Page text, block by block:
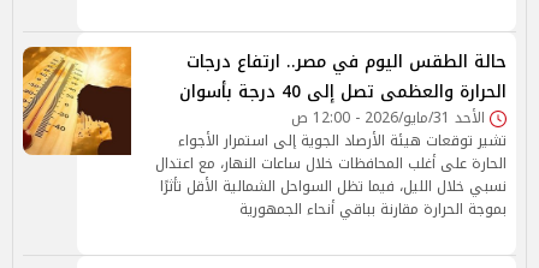
حالة الطقس اليوم في مصر.. ارتفاع درجات
الحرارة والعظمى تصل إلى 40 درجة بأسوان
الأحد 31/مايو/2026 - 12:00 ص
تشير توقعات هيئة الأرصاد الجوية إلى استمرار الأجواء
الحارة على أغلب المحافظات خلال ساعات النهار، مع اعتدال
نسبي خلال الليل، فيما تظل السواحل الشمالية الأقل تأثرًا
بموجة الحرارة مقارنة بباقي أنحاء الجمهورية